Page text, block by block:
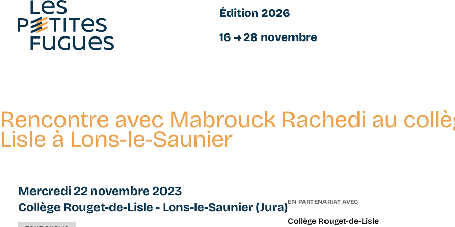
Aller
au
contenu
Édition 2026
16 → 28 novembre
Rencontre avec Mabrouck Rachedi au
Lisle à Lons-le-Saunier
Mercredi 22 novembre 2023
Collège Rouget-de-Lisle - Lons-le-Saunier (Jura)EN PARTENARIAT AVEC
Collège Rouget-de-Lisle